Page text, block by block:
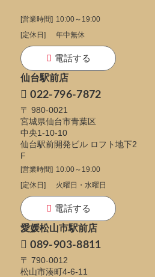
[営業時間] 10:00～19:00
[定休日]
年中無休
電話する
仙台駅前店
022-796-7872
〒 980-0021
宮城県仙台市青葉区
中央1-10-10
仙台駅前開発ビル ロフト地下2
F
[営業時間] 10:00～19:00
[定休日]
火曜日・水曜日
電話する
愛媛松山市駅前店
089-903-8811
〒 790-0012
松山市湊町4-6-11